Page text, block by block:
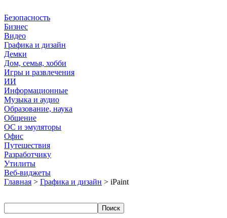
Безопасность
Бизнес
Видео
Графика и дизайн
Демки
Дом, семья, хобби
Игры и развлечения
ИИ
Информационные
Музыка и аудио
Образование, наука
Общение
ОС и эмуляторы
Офис
Путешествия
Разработчику
Утилиты
Веб-виджеты
Главная > Графика и дизайн > iPaint